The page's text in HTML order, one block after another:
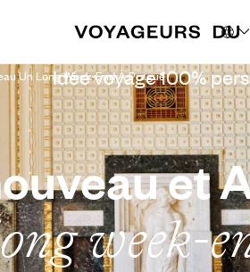
Un Long Week-End À Prague
Idée voyage 100%
et
week-